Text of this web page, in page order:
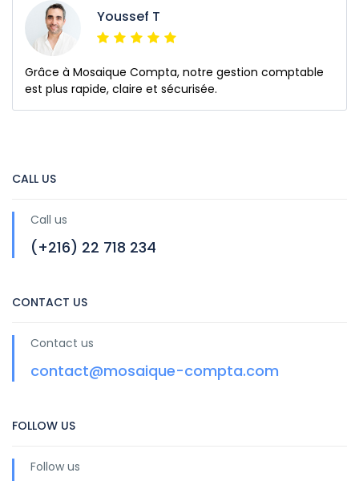
Youssef T
Grâce à Mosaique Compta, notre gestion comptable
est plus rapide, claire et sécurisée.
CALL US
Call us
(+216) 22 718 234
CONTACT US
Contact us
contact@mosaique-compta.com
FOLLOW US
Follow us